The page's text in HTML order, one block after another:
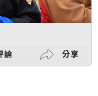
論
分享